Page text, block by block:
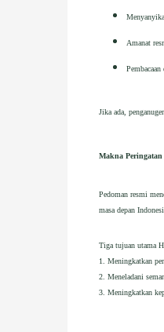
Amanat
Pembacaan
Jika ada,
Makna
Pedoman resmi
masa depan
Tiga tujuan utama
1. Meningkatkan
2. Meneladani
3. Meningkatkan